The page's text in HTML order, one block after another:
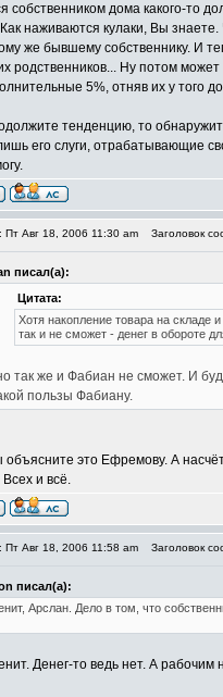
собственником дома какого-то
наживаются кулаки, Вы
же бывшему собственнику. И
родственников... Ну потом
5%, отняв их у того
тенденцию, то
его слуги, отрабатывающие
Пт Авг 18, 2006 11:30 am Заголовок
писал(а):
Цитата:
Хотя накопление товара на складе
так и не сможет - денег в обороте
так же и Фабиан не сможет. И
пользы Фабиану.
это Ефремову. А
и всё.
Пт Авг 18, 2006 11:58 am Заголовок
писал(а):
Арслан. Дело в том, что
Денег-то ведь нет. А